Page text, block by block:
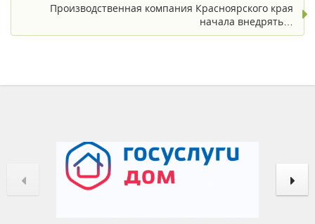
Производственная компания Красноярского края
начала внедрять…